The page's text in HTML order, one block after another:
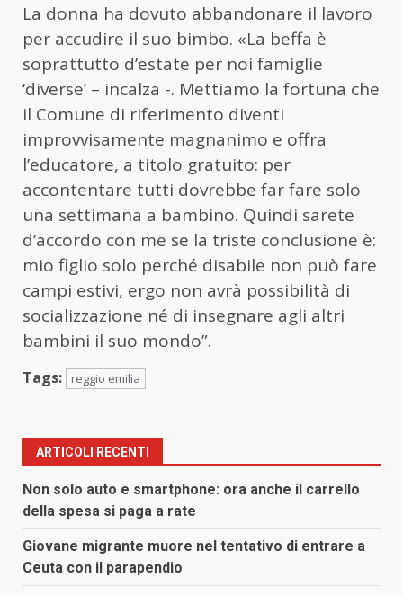
La donna ha dovuto abbandonare il lavoro
per accudire il suo bimbo. «La beffa è
soprattutto d’estate per noi famiglie
‘diverse’ – incalza -. Mettiamo la fortuna che
il Comune di riferimento diventi
improvvisamente magnanimo e offra
l’educatore, a titolo gratuito: per
accontentare tutti dovrebbe far fare solo
una settimana a bambino. Quindi sarete
d’accordo con me se la triste conclusione è:
mio figlio solo perché disabile non può fare
campi estivi, ergo non avrà possibilità di
socializzazione né di insegnare agli altri
bambini il suo mondo”.
Tags: reggio emilia
ARTICOLI RECENTI
Non solo auto e smartphone: ora anche il carrello
della spesa si paga a rate
Giovane migrante muore nel tentativo di entrare a
Ceuta con il parapendio